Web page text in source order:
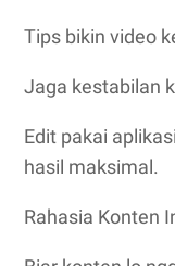
Tips bikin video
Jaga kestabilan
Edit pakai
hasil maksimal.
Rahasia Konten